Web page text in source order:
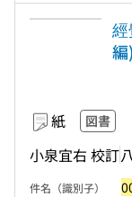
編)
紙 図書
小泉宜右 校訂
件名（識別子）